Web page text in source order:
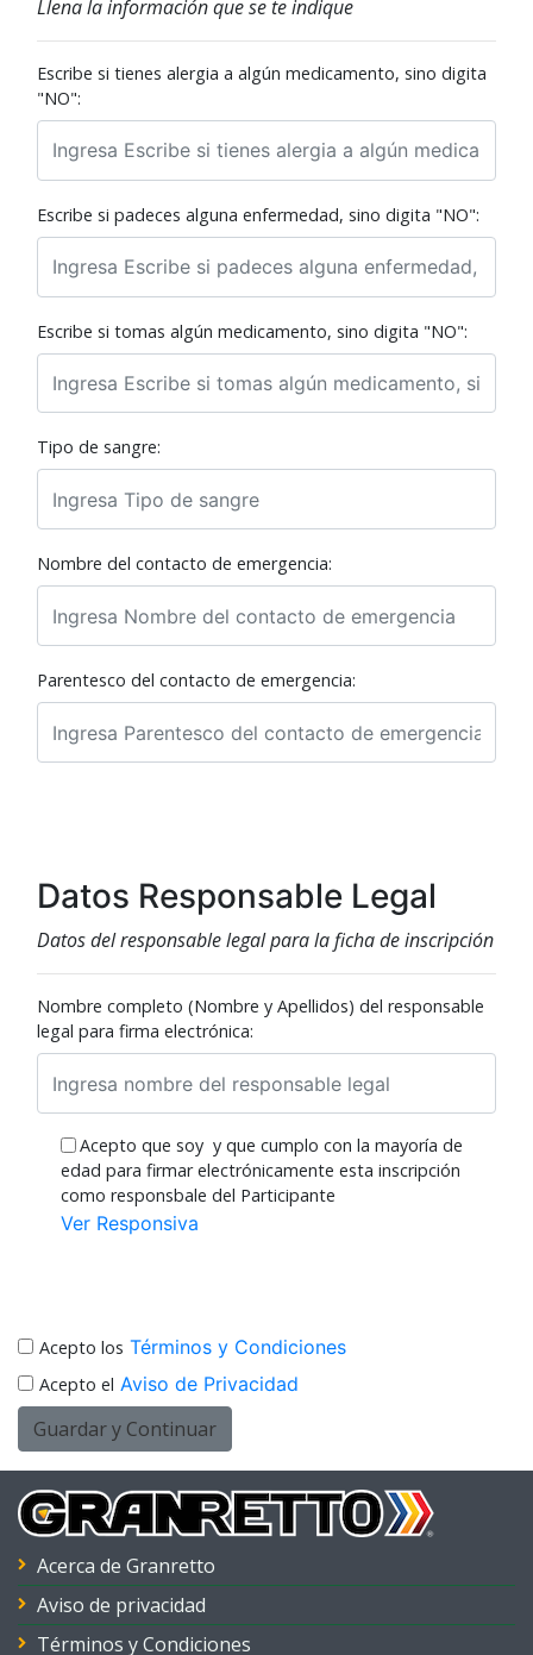
Llena la información que se te indique
Escribe si tienes alergia a algún medicamento, sino digita
"NO":
Escribe si padeces alguna enfermedad, sino digita "NO":
Escribe si tomas algún medicamento, sino digita "NO":
Tipo de sangre:
Nombre del contacto de emergencia:
Parentesco del contacto de emergencia:
Datos Responsable Legal
Datos del responsable legal para la ficha de inscripción
Nombre completo (Nombre y Apellidos) del responsable
legal para firma electrónica:
Acepto que soy y que cumplo con la mayoría de
edad para firmar electrónicamente esta inscripción
como responsbale del Participante
Ver Responsiva
Acepto los Términos y Condiciones
Acepto el Aviso de Privacidad
Guardar y Continuar
Acerca de Granretto
Aviso de privacidad
Términos y Condiciones